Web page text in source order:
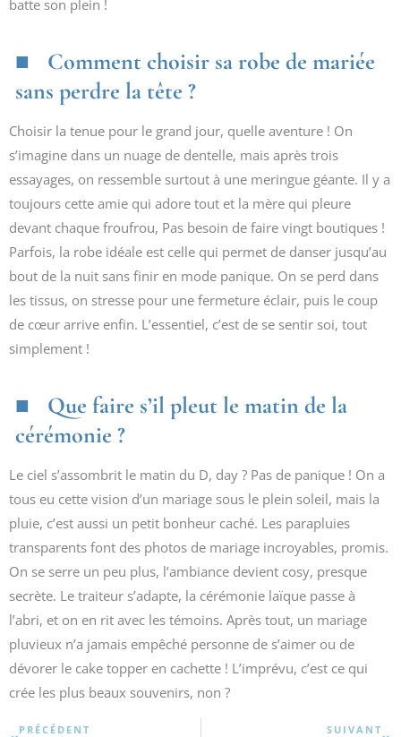
batte son plein !
Comment choisir sa robe de mariée
sans perdre la tête ?
Choisir la tenue pour le grand jour, quelle aventure ! On
s’imagine dans un nuage de dentelle, mais après trois
essayages, on ressemble surtout à une meringue géante. Il y a
toujours cette amie qui adore tout et la mère qui pleure
devant chaque froufrou, Pas besoin de faire vingt boutiques !
Parfois, la robe idéale est celle qui permet de danser jusqu’au
bout de la nuit sans finir en mode panique. On se perd dans
les tissus, on stresse pour une fermeture éclair, puis le coup
de cœur arrive enfin. L’essentiel, c’est de se sentir soi, tout
simplement !
Que faire s’il pleut le matin de la
cérémonie ?
Le ciel s’assombrit le matin du D, day ? Pas de panique ! On a
tous eu cette vision d’un mariage sous le plein soleil, mais la
pluie, c’est aussi un petit bonheur caché. Les parapluies
transparents font des photos de mariage incroyables, promis.
On se serre un peu plus, l’ambiance devient cosy, presque
secrète. Le traiteur s’adapte, la cérémonie laïque passe à
l’abri, et on en rit avec les témoins. Après tout, un mariage
pluvieux n’a jamais empêché personne de s’aimer ou de
dévorer le cake topper en cachette ! L’imprévu, c’est ce qui
crée les plus beaux souvenirs, non ?
PRÉCÉDENT SUIVANT